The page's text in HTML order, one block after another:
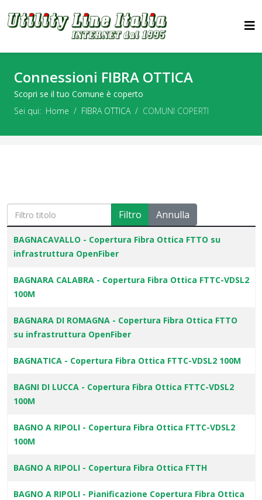
Connessioni FIBRA OTTICA
Scopri se il tuo Comune è coperto
Sei qui: Home FIBRA OTTICA COMUNI COPERTI
Filtro titolo Filtro Annulla
Titolo
BAGNACAVALLO - Copertura Fibra Ottica FTTO su
infrastruttura OpenFiber
BAGNARA CALABRA - Copertura Fibra Ottica FTTC-VDSL2
100M
BAGNARA DI ROMAGNA - Copertura Fibra Ottica FTTO
su infrastruttura OpenFiber
BAGNATICA - Copertura Fibra Ottica FTTC-VDSL2 100M
BAGNI DI LUCCA - Copertura Fibra Ottica FTTC-VDSL2
100M
BAGNO A RIPOLI - Copertura Fibra Ottica FTTC-VDSL2
100M
BAGNO A RIPOLI - Copertura Fibra Ottica FTTH
BAGNO A RIPOLI - Pianificazione Copertura Fibra Ottica